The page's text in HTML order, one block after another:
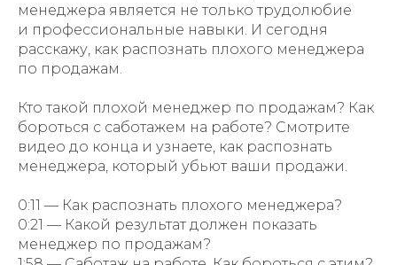
менеджера является не только трудолюбие
и профессиональные навыки. И сегодня
расскажу, как распознать плохого менеджера
по продажам.
Кто такой плохой менеджер по продажам? Как
бороться с саботажем на работе? Смотрите
видео до конца и узнаете, как распознать
менеджера, который убьют ваши продажи.
0:11 — Как распознать плохого менеджера?
0:21 — Какой результат должен показать
менеджер по продажам?